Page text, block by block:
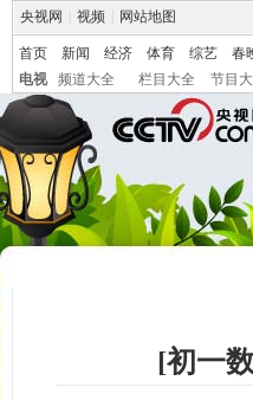
央视网 视频 网站地图
首页 新闻 经济 体育 综艺 春
电视
频道大全 栏目大全 节目
[初一